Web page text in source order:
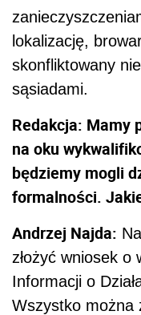
Andrzej Najda:Na
złożyć wniosek
Informacji o
Wszystko można
kapitałowa,
podpisaniem
Kolejne
uzyskanie
budynku),
wykazać, że
zagrożenia dla